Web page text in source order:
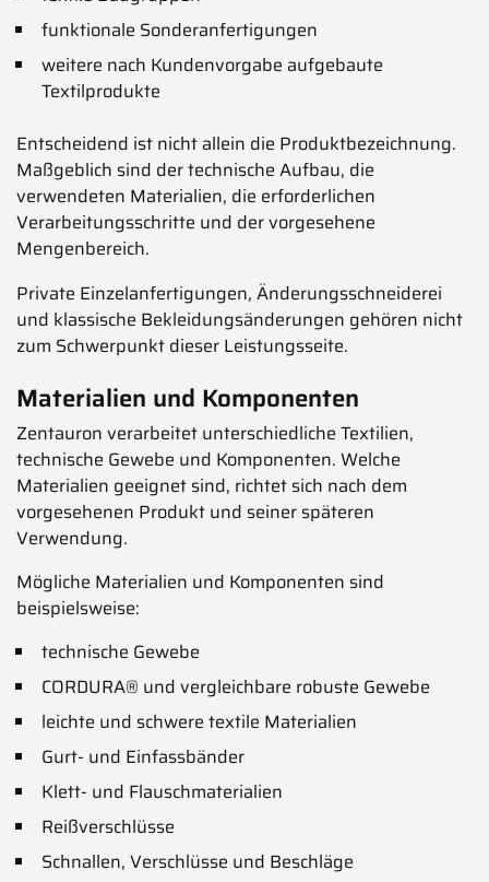
funktionale Sonderanfertigungen
weitere nach Kundenvorgabe aufgebaute
Textilprodukte
Entscheidend ist nicht allein die Produktbezeichnung.
Maßgeblich sind der technische Aufbau, die
verwendeten Materialien, die erforderlichen
Verarbeitungsschritte und der vorgesehene
Mengenbereich.
Private Einzelanfertigungen, Änderungsschneiderei
und klassische Bekleidungsänderungen gehören nicht
zum Schwerpunkt dieser Leistungsseite.
Materialien und Komponenten
Zentauron verarbeitet unterschiedliche Textilien,
technische Gewebe und Komponenten. Welche
Materialien geeignet sind, richtet sich nach dem
vorgesehenen Produkt und seiner späteren
Verwendung.
Mögliche Materialien und Komponenten sind
beispielsweise:
technische Gewebe
CORDURA® und vergleichbare robuste Gewebe
leichte und schwere textile Materialien
Gurt- und Einfassbänder
Klett- und Flauschmaterialien
Reißverschlüsse
Schnallen, Verschlüsse und Beschläge